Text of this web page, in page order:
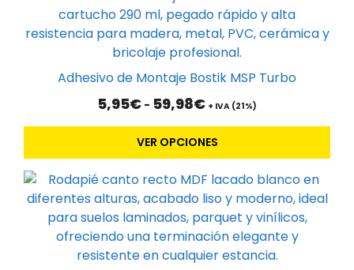
Adhesivo de Montaje Bostik MSP Turbo
5,95€ - 59,98€Rango
precios:
desde
5,95€
hasta
59,98€
+ IVA (21%)
VER OPCIONES
producto
tiene
variantes.
se
en
la
página
producto
Este
producto
tiene
múltiples
variantes.